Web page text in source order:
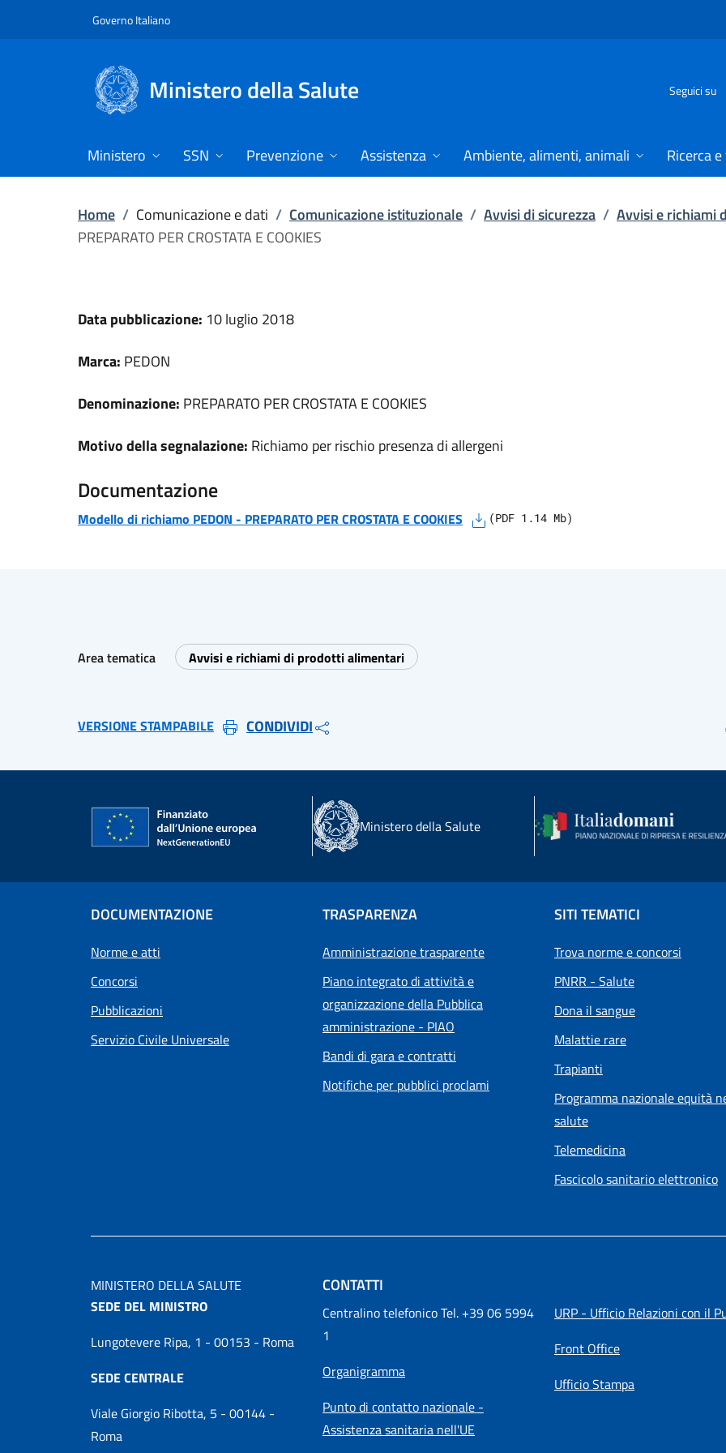
Governo Italiano
Ministero della Salute Seguici su
Ministero SSN Prevenzione Assistenza Ambiente, alimenti, animali Ricerca
Home / Comunicazione e dati / Comunicazione istituzionale / Avvisi di sicurezza / Avvisi e richiami
PREPARATO PER CROSTATA E COOKIES
Data pubblicazione: 10 luglio 2018
Marca: PEDON
Denominazione: PREPARATO PER CROSTATA E COOKIES
Motivo della segnalazione: Richiamo per rischio presenza di allergeni
Documentazione
Modello di richiamo PEDON - PREPARATO PER CROSTATA E COOKIES (PDF 1.14 Mb)
Area tematica Avvisi e richiami di prodotti alimentari
VERSIONE STAMPABILE CONDIVIDI
Ministero della Salute
DOCUMENTAZIONE
Norme e atti
Concorsi
Pubblicazioni
Servizio Civile Universale
TRASPARENZA
Amministrazione trasparente
Piano integrato di attività e
organizzazione della Pubblica
amministrazione - PIAO
Bandi di gara e contratti
Notifiche per pubblici proclami
SITI TEMATICI
Trova norme e concorsi
PNRR - Salute
Dona il sangue
Malattie rare
Trapianti
Programma nazionale equità
salute
Telemedicina
Fascicolo sanitario elettronico
MINISTERO DELLA SALUTE
SEDE DEL MINISTRO
Lungotevere Ripa, 1 - 00153 - Roma
SEDE CENTRALE
Viale Giorgio Ribotta, 5 - 00144 -
Roma
CONTATTI
Centralino telefonico Tel. +39 06 5994
1
Organigramma
Punto di contatto nazionale -
Assistenza sanitaria nell'UE
URP - Ufficio Relazioni con il
Front Office
Ufficio Stampa